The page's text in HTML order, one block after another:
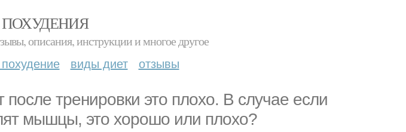
описания, инструкции и многое другое
виды диет отзывы
тренировки это плохо. В случае если
мышцы, это хорошо или плохо?